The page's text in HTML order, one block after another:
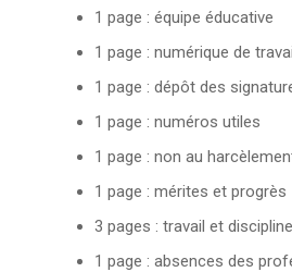
1 page : équipe éducative
1 page : numérique de
1 page : dépôt des
1 page : numéros utiles
1 page : non au
1 page : mérites et progrès
3 pages : travail et
1 page : absences des